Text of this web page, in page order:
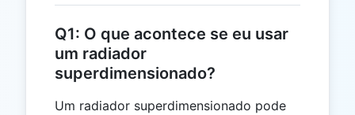
Q1: O que acontece se eu usar
um radiador
superdimensionado?
Um radiador superdimensionado pode